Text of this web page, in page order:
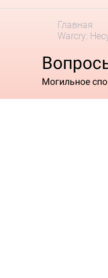
Главная
Warcry:
Могильное